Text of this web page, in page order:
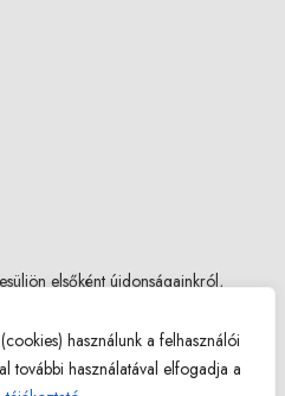
használunk a felhasználói
további használatával elfogadja a
elsőként újdonságainkról,